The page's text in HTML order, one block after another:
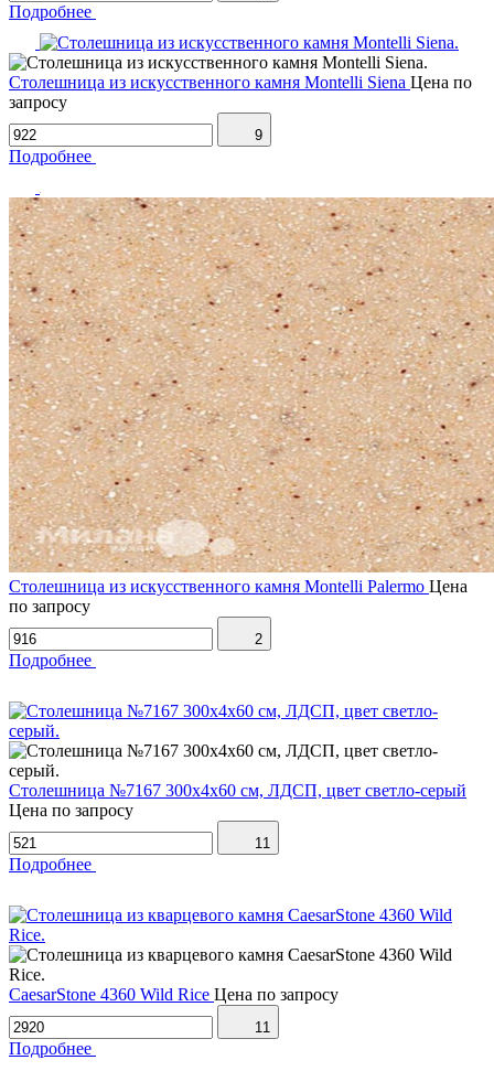
Подробнее
Столешница из искусственного камня Montelli Siena Цена по
запросу
9
Подробнее
Столешница из искусственного камня Montelli Palermo Цена
по запросу
2
Подробнее
Столешница №7167 300х4х60 см, ЛДСП, цвет светло-серый
Цена по запросу
11
Подробнее
CaesarStone 4360 Wild Rice Цена по запросу
11
Подробнее